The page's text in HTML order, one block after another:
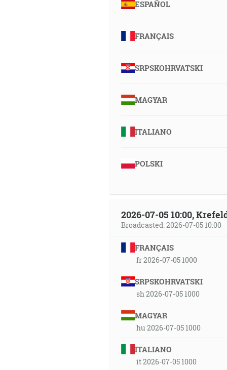
ESPAÑOL
FRANÇAIS
SRPSKOHRVATSKI
MAGYAR
ITALIANO
POLSKI
2026-07-05 10:00,
Broadcasted: 2026-07-05 10:00
FRANÇAIS
fr 2026-07-05 1000
SRPSKOHRVATSKI
sh 2026-07-05 1000
MAGYAR
hu 2026-07-05 1000
ITALIANO
it 2026-07-05 1000